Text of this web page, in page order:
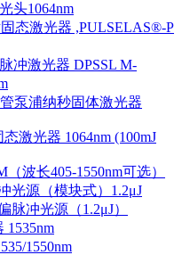
头1064nm
态激光器 ,PULSELAS®-P
冲激光器 DPSSL M-
泵浦纳秒固体激光器
激光器 1064nm (100mJ
波长405-1550nm可选）
光源（模块式）1.2μJ
脉冲光源（1.2μJ）
1535nm
1550nm